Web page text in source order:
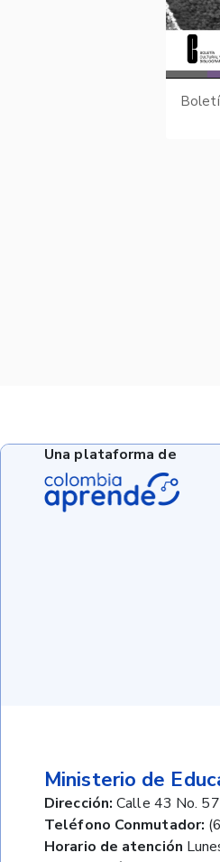
Ministerio de
Dirección: Calle 43 No.
Teléfono Conmutador:
Horario de atención
Una plataforma de